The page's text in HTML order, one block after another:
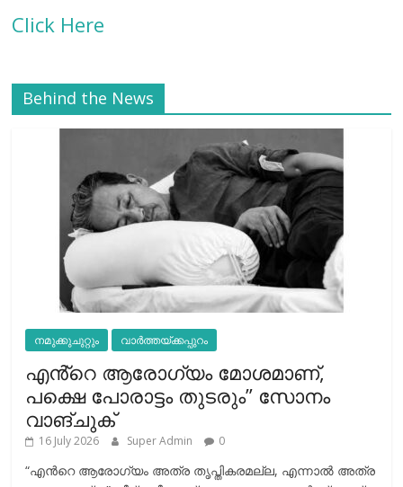
Click Here
Behind the News
നമുക്കുചുറ്റും വാർത്തയ്ക്കപ്പുറം
എൻ്റെ ആരോഗ്യം മോശമാണ്,
പക്ഷെ പോരാട്ടം തുടരും” സോനം
വാങ്ചുക്
16 July 2026 Super Admin 0
“എന്‍റെ ആരോഗ്യം അത്ര തൃപ്തികരമല്ല, എന്നാൽ അത്ര